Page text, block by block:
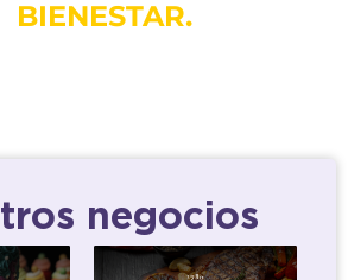
BIENESTAR.
negocios